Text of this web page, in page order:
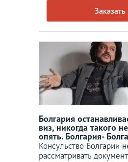
Заказать
Болгария
виз, никогда такого
опять. Болгария-
Консульство Болгарии
рассматривать